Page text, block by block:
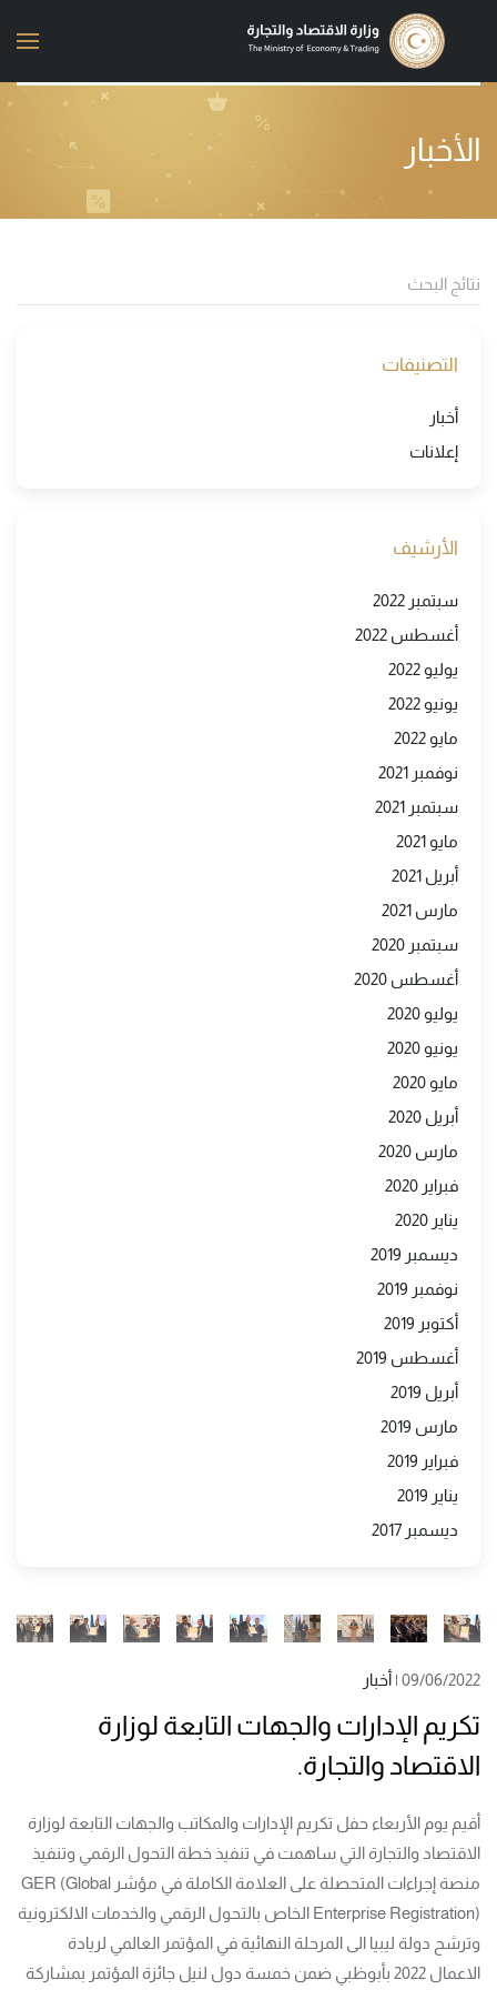
Skip to main content
الأخبار
التصنيفات
أخبار
إعلانات
الأرشيف
سبتمبر 2022
أغسطس 2022
يوليو 2022
يونيو 2022
مايو 2022
نوفمبر 2021
سبتمبر 2021
مايو 2021
أبريل 2021
مارس 2021
سبتمبر 2020
أغسطس 2020
يوليو 2020
يونيو 2020
مايو 2020
أبريل 2020
مارس 2020
فبراير 2020
يناير 2020
ديسمبر 2019
نوفمبر 2019
أكتوبر 2019
أغسطس 2019
أبريل 2019
مارس 2019
فبراير 2019
يناير 2019
ديسمبر 2017
09/06/2022
| أخبار
تكريم الإدارات والجهات التابعة لوزارة
الاقتصاد والتجارة.
أقيم يوم الأربعاء حفل تكريم الإدارات والمكاتب والجهات التابعة لوزارة
الاقتصاد والتجارة التي ساهمت في تنفيذ خطة التحول الرقمي وتنفيذ
منصة إجراءات المتحصلة على العلامة الكاملة في مؤشر GER (Global
Enterprise Registration) الخاص بالتحول الرقمي والخدمات الالكترونية
وترشح دولة ليبيا الى المرحلة النهائية في المؤتمر العالمي لريادة
الاعمال 2022 بأبوظبي ضمن خمسة دول لنيل جائزة المؤتمر بمشاركة